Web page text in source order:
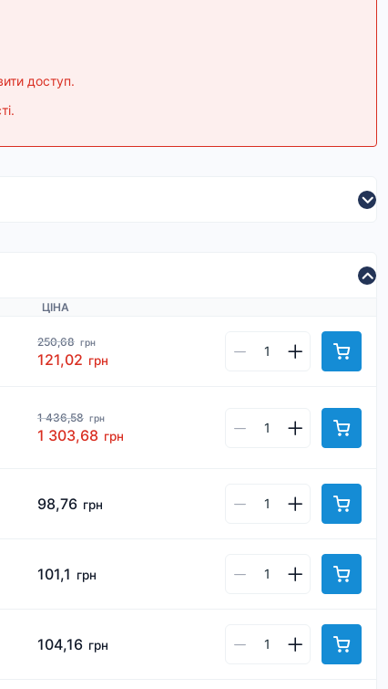
доступ.
ЦІНА
250,68 грн
121,02 грн
1 436,58 грн
1 303,68 грн
98,76 грн
101,1 грн
104,16 грн